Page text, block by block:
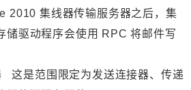
2010 集线器传输服务器之后，集
储驱动程序会使用 RPC 将邮件写
这是范围限定为发送连接器、传递